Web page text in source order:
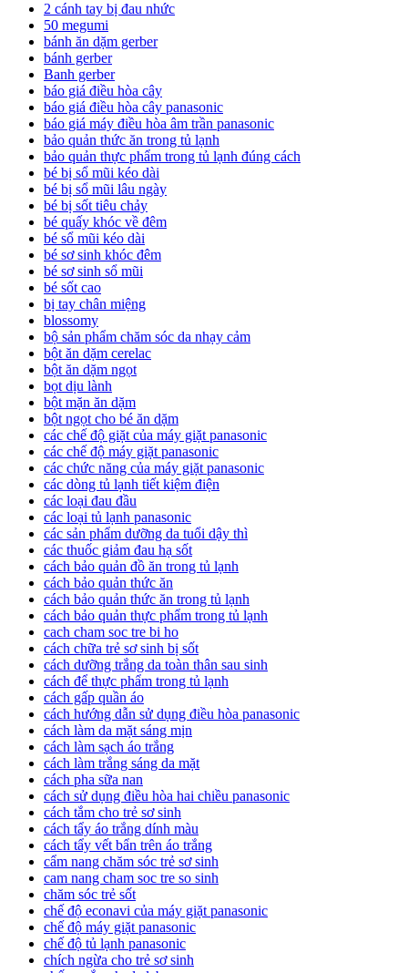
2 cánh tay bị đau nhức
50 megumi
bánh ăn dặm gerber
bánh gerber
Banh gerber
báo giá điều hòa cây
báo giá điều hòa cây panasonic
báo giá máy điều hòa âm trần panasonic
bảo quản thức ăn trong tủ lạnh
bảo quản thực phẩm trong tủ lạnh đúng cách
bé bị sổ mũi kéo dài
bé bị sổ mũi lâu ngày
bé bị sốt tiêu chảy
bé quấy khóc về đêm
bé sổ mũi kéo dài
bé sơ sinh khóc đêm
bé sơ sinh sổ mũi
bé sốt cao
bị tay chân miệng
blossomy
bộ sản phẩm chăm sóc da nhạy cảm
bột ăn dặm cerelac
bột ăn dặm ngọt
bọt dịu lành
bột mặn ăn dặm
bột ngọt cho bé ăn dặm
các chế độ giặt của máy giặt panasonic
các chế độ máy giặt panasonic
các chức năng của máy giặt panasonic
các dòng tủ lạnh tiết kiệm điện
các loại đau đầu
các loại tủ lạnh panasonic
các sản phẩm dưỡng da tuổi dậy thì
các thuốc giảm đau hạ sốt
cách bảo quản đồ ăn trong tủ lạnh
cách bảo quản thức ăn
cách bảo quản thức ăn trong tủ lạnh
cách bảo quản thực phẩm trong tủ lạnh
cach cham soc tre bi ho
cách chữa trẻ sơ sinh bị sốt
cách dưỡng trắng da toàn thân sau sinh
cách để thực phẩm trong tủ lạnh
cách gấp quần áo
cách hướng dẫn sử dụng điều hòa panasonic
cách làm da mặt sáng mịn
cách làm sạch áo trắng
cách làm trắng sáng da mặt
cách pha sữa nan
cách sử dụng điều hòa hai chiều panasonic
cách tắm cho trẻ sơ sinh
cách tẩy áo trắng dính màu
cách tẩy vết bẩn trên áo trắng
cẩm nang chăm sóc trẻ sơ sinh
cam nang cham soc tre so sinh
chăm sóc trẻ sốt
chế độ econavi của máy giặt panasonic
chế độ máy giặt panasonic
chế độ tủ lạnh panasonic
chích ngừa cho trẻ sơ sinh